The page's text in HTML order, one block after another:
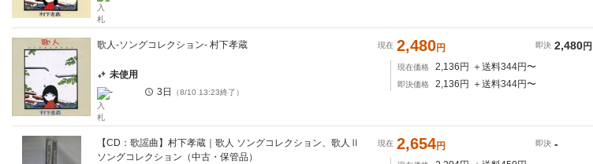
歌人-ソングコレクション- 村下孝蔵 現在 2,480円 即決 2,480円
現在価格 2,136 円 ＋送料344円〜
即決価格 2,136 円 ＋送料344円〜
未使用
-
3日 （8/10 13:23終了）
【CD：歌謡曲】村下孝蔵｜歌人 ソングコレクション、歌人Ⅱ
ソングコレクション（中古・保管品）
現在 2,654円 即決 -